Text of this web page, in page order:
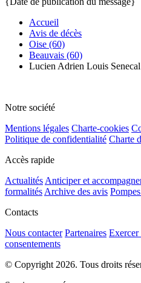
Accueil
Avis de décès
Oise (60)
Beauvais (60)
Lucien Adrien Louis Senecal
Notre société
Mentions légales Charte-cookies
Politique de confidentialité Charte
Accès rapide
Actualités Anticiper et
formalités Archive des avis
Contacts
Nous contacter Partenaires
consentements
© Copyright 2026. Tous droits